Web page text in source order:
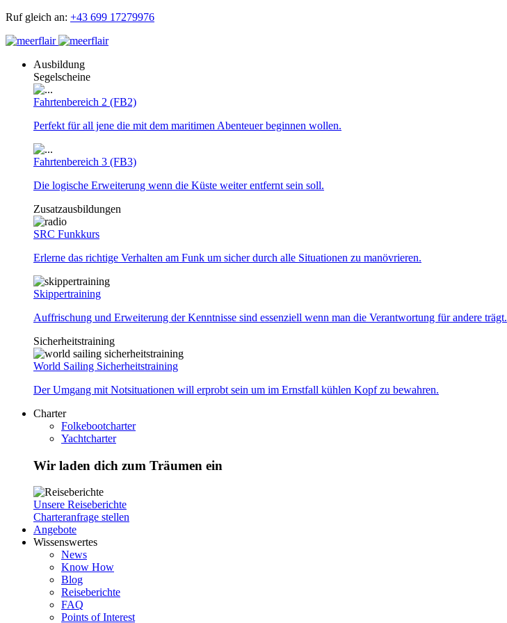
Ruf gleich an: +43 699 17279976
Ausbildung
Segelscheine
Fahrtenbereich 2 (FB2)
Perfekt für all jene die mit dem maritimen Abenteuer beginnen wollen.
Fahrtenbereich 3 (FB3)
Die logische Erweiterung wenn die Küste weiter entfernt sein soll.
Zusatzausbildungen
SRC Funkkurs
Erlerne das richtige Verhalten am Funk um sicher durch alle Situationen zu manövrieren.
Skippertraining
Auffrischung und Erweiterung der Kenntnisse sind essenziell wenn man die Verantwortung für andere trägt.
Sicherheitstraining
World Sailing Sicherheitstraining
Der Umgang mit Notsituationen will erprobt sein um im Ernstfall kühlen Kopf zu bewahren.
Charter
Folkebootcharter
Yachtcharter
Wir laden dich zum Träumen ein
Unsere Reiseberichte
Charteranfrage stellen
Angebote
Wissenswertes
News
Know How
Blog
Reiseberichte
FAQ
Points of Interest